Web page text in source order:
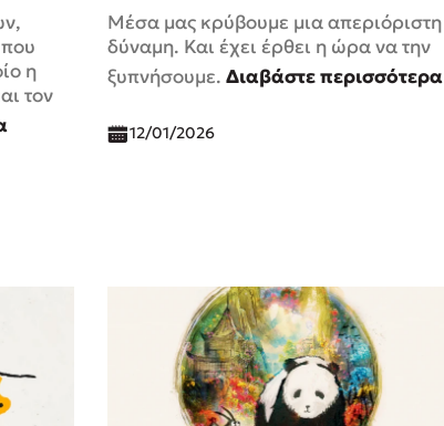
η
τον
Μέσα μας κρύβουμε μια απεριόριστη
δύναμη. Και έχει έρθει η ώρα να την
ξυπνήσουμε. Διαβάστε περισσότερα
12/01/2026